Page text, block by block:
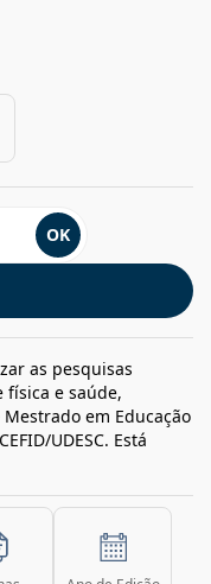
OK
as pesquisas
física e saúde,
em Educação
UDESC. Está